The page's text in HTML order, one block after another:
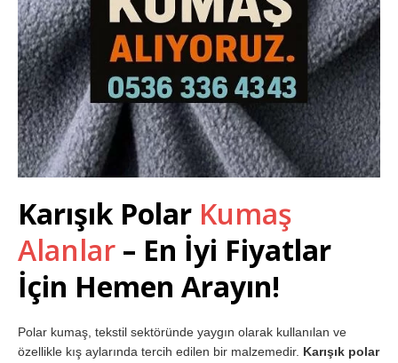
Karışık Polar Kumaş
Alanlar – En İyi Fiyatlar
İçin Hemen Arayın!
Polar kumaş, tekstil sektöründe yaygın olarak kullanılan ve
özellikle kış aylarında tercih edilen bir malzemedir. Karışık polar